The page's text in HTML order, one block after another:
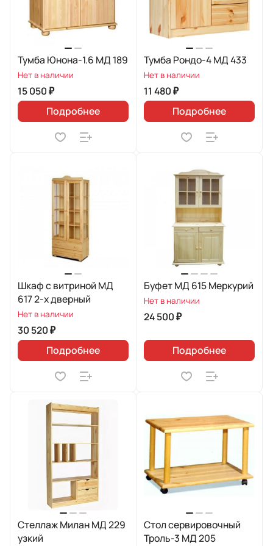
Тумба Юнона-1.6 МД 189
Нет в наличии
15 050 ₽
Подробнее
Тумба Рондо-4 МД 433
Нет в наличии
11 480 ₽
Подробнее
Шкаф с витриной МД
617 2-х дверный
Нет в наличии
30 520 ₽
Подробнее
Буфет МД 615 Меркурий
Нет в наличии
24 500 ₽
Подробнее
Стеллаж Милан МД 229
узкий
Стол сервировочный
Троль-3 МД 205